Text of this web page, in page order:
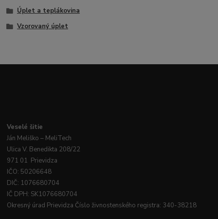
Úplet a teplákovina
Vzorovaný úplet
Veselé šitie
Ján Meliško – MeliTech
Ulica V. Benedikta 208/22
971 01 Prievidza
IČO: 50206648
DIČ: 1076680704
IČ DPH: SK1076680704
Okresný úrad Prievidza Číslo živnostenského registra: 340-38218